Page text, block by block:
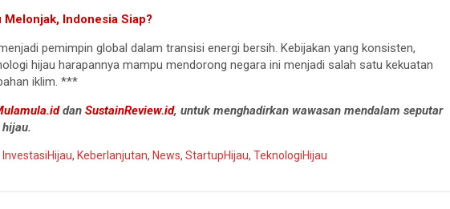
Indonesia Siap?
pemimpin global dalam transisi energi bersih. Kebijakan yang konsisten,
hijau harapannya mampu mendorong negara ini menjadi salah satu kekuatan
iklim. ***
dan SustainReview.id, untuk menghadirkan wawasan mendalam seputar
InvestasiHijau, Keberlanjutan, News, StartupHijau, TeknologiHijau